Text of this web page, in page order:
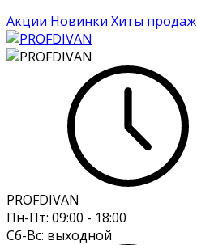
Акции Новинки Хиты продаж
PROFDIVAN
Пн-Пт: 09:00 - 18:00
Сб-Вс: выходной